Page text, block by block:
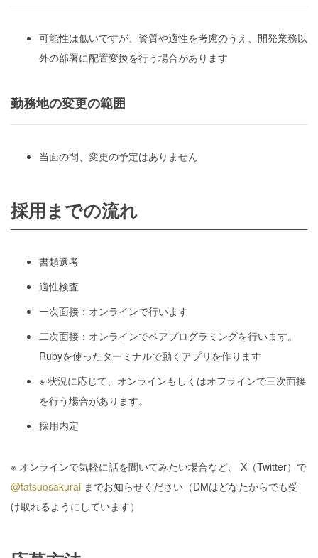
可能性は低いですが、資質や適性を考慮のうえ、開発業務以
外の部署に配置変換を行う場合があります
勤務地の変更の範囲
当面の間、変更の予定はありません
採用までの流れ
書類選考
適性検査
一次面接：オンラインで行います
二次面接：オンラインでペアプログラミングを行います。
Rubyを使ったターミナルで動くアプリを作ります
※ 状況に応じて、オンラインもしくはオフラインで三次面接
を行う場合があります。
採用内定
※ オンラインで気軽に話を聞いてみたい場合など、 X（Twitter）で
@tatsuosakurai までお知らせください（DMはどなたからでも受
け取れるようにしています）